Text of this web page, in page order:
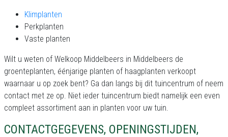
Klimplanten
Perkplanten
Vaste planten
Wilt u weten of Welkoop Middelbeers in Middelbeers de
groenteplanten, éénjarige planten of haagplanten verkoopt
waarnaar u op zoek bent? Ga dan langs bij dit tuincentrum of neem
contact met ze op. Niet ieder tuincentrum biedt namelijk een even
compleet assortiment aan in planten voor uw tuin.
CONTACTGEGEVENS, OPENINGSTIJDEN,